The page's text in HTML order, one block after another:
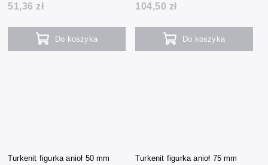
51,36 zł
Do koszyka
104,50 zł
Do koszyka
Turkenit figurka anioł 50 mm Turkenit figurka anioł 75 mm